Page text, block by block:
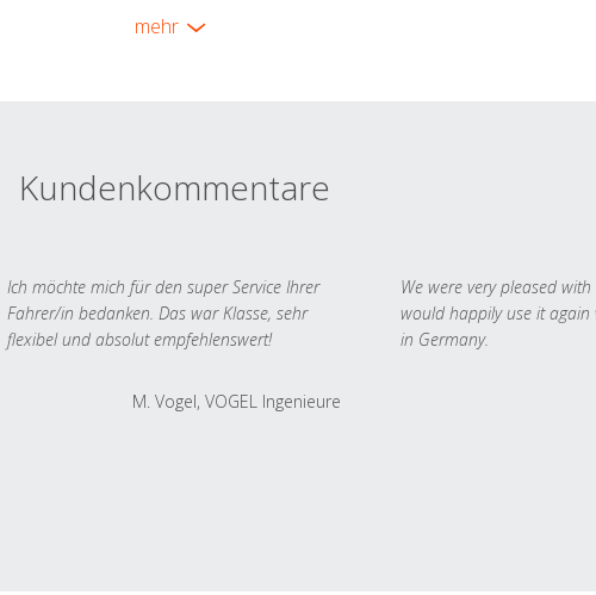
mehr
Kundenkommentare
Ich möchte mich für den super Service Ihrer
Fahrer/in bedanken. Das war Klasse, sehr
flexibel und absolut empfehlenswert!
M. Vogel, VOGEL Ingenieure
We were very pleased
would happily use it
in Germany.